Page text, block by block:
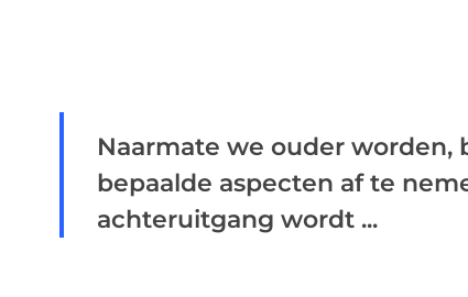
Naarmate we ouder worden,
bepaalde aspecten af ​​te
achteruitgang wordt ...